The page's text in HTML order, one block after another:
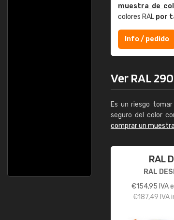
muestra de
colores RAL por
Info / pedido
Ver RAL
Es un riesgo
seguro del color
comprar un
RAL
RAL
€154,95 IVA
€187,49 IVA